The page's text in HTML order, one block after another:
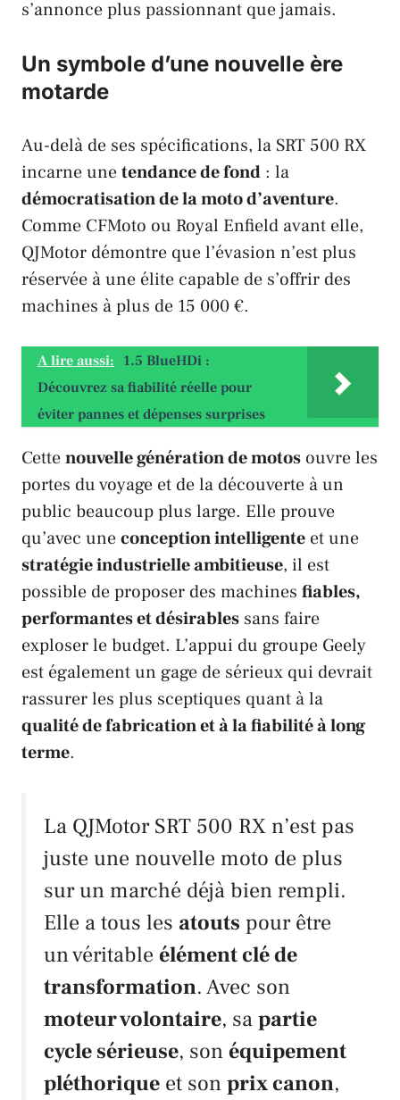
s’annonce plus passionnant que jamais.
Un symbole d’une nouvelle ère
motarde
Au-delà de ses spécifications, la SRT 500 RX
incarne unetendance de fond : la
démocratisation de la moto d’aventure.
Comme CFMoto ou Royal Enfield avant elle,
QJMotor démontre que l’évasion n’est plus
réservée à une élite capable de s’offrir des
machines à plus de 15 000 €.
A lire aussi: 1.5 BlueHDi :
Découvrez sa fiabilité réelle pour
éviter pannes et dépenses surprises
Cettenouvelle génération de motos ouvre les
portes du voyage et de la découverte à un
public beaucoup plus large. Elle prouve
qu’avec uneconception intelligente et une
stratégie industrielle ambitieuse, il est
possible de proposer des machines fiables,
performantes et désirables sans faire
exploser le budget. L’appui du groupe Geely
est également un gage de sérieux qui devrait
rassurer les plus sceptiques quant à la
qualité de fabrication et à la fiabilité à long
terme.
La QJMotor SRT 500 RX n’est pas
juste une nouvelle moto de plus
sur un marché déjà bien rempli.
Elle a tous les atouts pour être
un véritable élément clé de
transformation. Avec son
moteur volontaire, sapartie
cycle sérieuse, sonéquipement
pléthorique et sonprix canon,